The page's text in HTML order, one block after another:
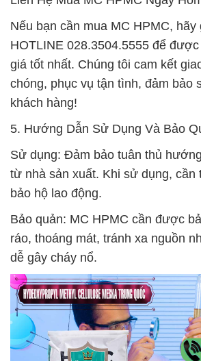
Nếu bạn cần mua MC HPMC, hãy
HOTLINE 028.3504.5555 để
giá tốt nhất. Chúng tôi cam kết
chóng, phục vụ tận tình, đảm bảo
khách hàng!
5. Hướng Dẫn Sử Dụng Và Bảo
Sử dụng: Đảm bảo tuân thủ
từ nhà sản xuất. Khi sử dụng, cần
bảo hộ lao động.
Bảo quản: MC HPMC cần được
ráo, thoáng mát, tránh xa nguồn
dễ gây cháy nổ.